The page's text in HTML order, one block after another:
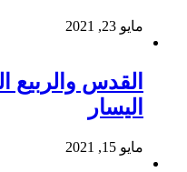
مايو 23, 2021
القدس
اليسار
مايو 15, 2021